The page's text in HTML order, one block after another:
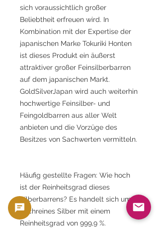
sich voraussichtlich großer
Beliebtheit erfreuen wird. In
Kombination mit der Expertise der
japanischen Marke Tokuriki Honten
ist dieses Produkt ein äußerst
attraktiver großer Feinsilberbarren
auf dem japanischen Markt.
GoldSilverJapan wird auch weiterhin
hochwertige Feinsilber- und
Feingoldbarren aus aller Welt
anbieten und die Vorzüge des
Besitzes von Sachwerten vermitteln.
Häufig gestellte Fragen: Wie hoch
ist der Reinheitsgrad dieses
Silberbarrens? Es handelt sich um
hochreines Silber mit einem
Reinheitsgrad von 999,9 %.